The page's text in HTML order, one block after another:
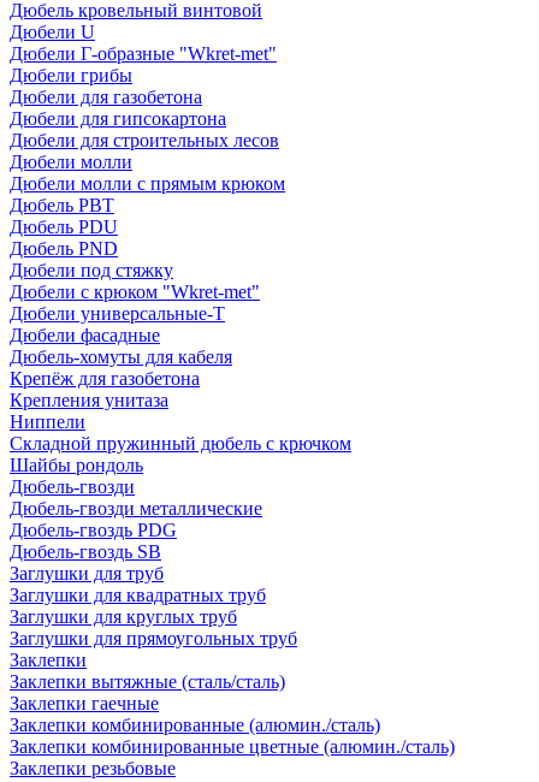
Дюбель кровельный винтовой
Дюбели U
Дюбели Г-образные "Wkret-met"
Дюбели грибы
Дюбели для газобетона
Дюбели для гипсокартона
Дюбели для строительных лесов
Дюбели молли
Дюбели молли с прямым крюком
Дюбель PBT
Дюбель PDU
Дюбель PND
Дюбели под стяжку
Дюбели с крюком "Wkret-met"
Дюбели универсальные-Т
Дюбели фасадные
Дюбель-хомуты для кабеля
Крепёж для газобетона
Крепления унитаза
Ниппели
Складной пружинный дюбель с крючком
Шайбы рондоль
Дюбель-гвозди
Дюбель-гвозди металлические
Дюбель-гвоздь PDG
Дюбель-гвоздь SB
Заглушки для труб
Заглушки для квадратных труб
Заглушки для круглых труб
Заглушки для прямоугольных труб
Заклепки
Заклепки вытяжные (сталь/сталь)
Заклепки гаечные
Заклепки комбинированные (алюмин./сталь)
Заклепки комбинированные цветные (алюмин./сталь)
Заклепки резьбовые